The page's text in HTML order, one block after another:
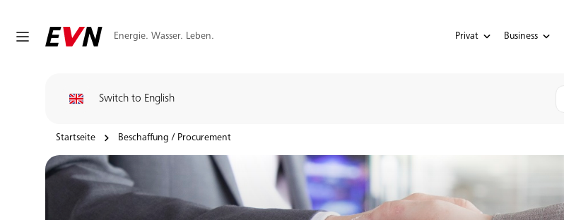
Energie. Wasser. Leben. Privat Business
Switch to English
Startseite Beschaffung / Procurement